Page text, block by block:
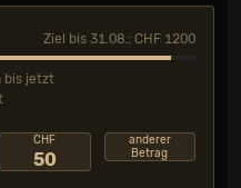
Ziel bis 31.08.: CHF 1200
bis jetzt
CHF
50
anderer
Betrag